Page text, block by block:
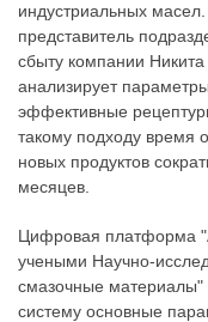
индустриальных
представитель
сбыту компании
анализирует
эффективные
такому подходу время
новых продуктов
месяцев.
Цифровая платформа
учеными Научно-
смазочные материалы"
систему основные